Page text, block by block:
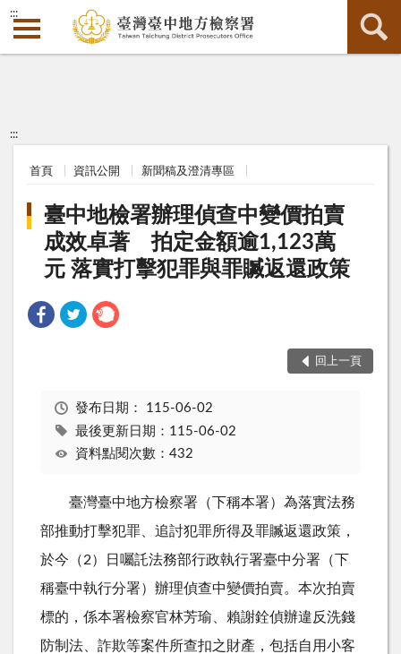
:::
:::
首頁 資訊公開 新聞稿及澄清專區
臺中地檢署辦理偵查中變價拍賣
成效卓著 拍定金額逾1,123萬
元 落實打擊犯罪與罪贓返還政策
回上一頁
發布日期： 115-06-02
最後更新日期：115-06-02
資料點閱次數：432
臺灣臺中地方檢察署（下稱本署）為落實法務
部推動打擊犯罪、追討犯罪所得及罪贓返還政策，
於今（2）日囑託法務部行政執行署臺中分署（下
稱臺中執行分署）辦理偵查中變價拍賣。本次拍賣
標的，係本署檢察官林芳瑜、賴謝銓偵辦違反洗錢
防制法、詐欺等案件所查扣之財產，包括自用小客